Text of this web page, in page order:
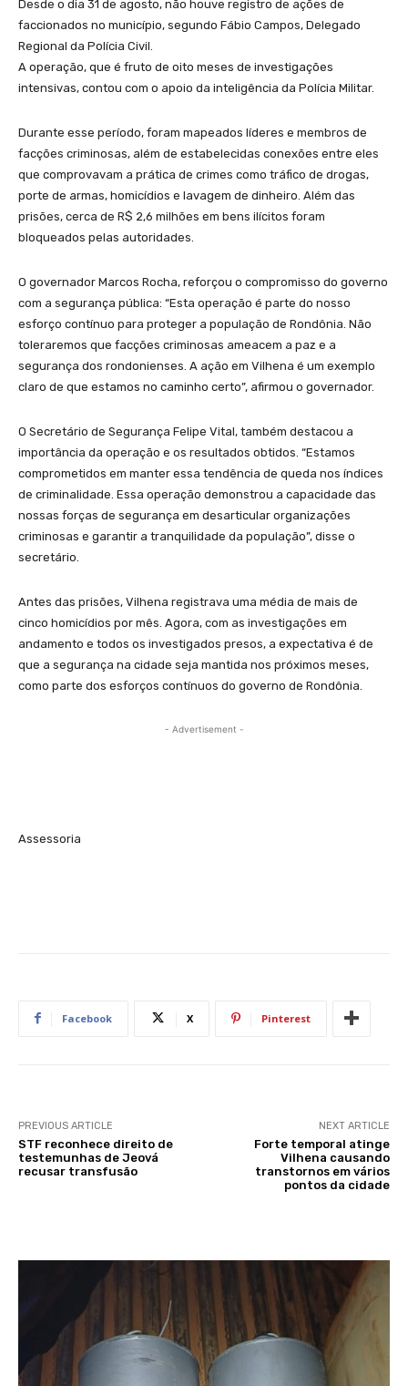
Desde o dia 31 de agosto, não houve registro de ações de
faccionados no município, segundo Fábio Campos, Delegado
Regional da Polícia Civil.
A operação, que é fruto de oito meses de investigações
intensivas, contou com o apoio da inteligência da Polícia Militar.
Durante esse período, foram mapeados líderes e membros de
facções criminosas, além de estabelecidas conexões entre eles
que comprovavam a prática de crimes como tráfico de drogas,
porte de armas, homicídios e lavagem de dinheiro. Além das
prisões, cerca de R$ 2,6 milhões em bens ilícitos foram
bloqueados pelas autoridades.
O governador Marcos Rocha, reforçou o compromisso do governo
com a segurança pública: “Esta operação é parte do nosso
esforço contínuo para proteger a população de Rondônia. Não
toleraremos que facções criminosas ameacem a paz e a
segurança dos rondonienses. A ação em Vilhena é um exemplo
claro de que estamos no caminho certo”, afirmou o governador.
O Secretário de Segurança Felipe Vital, também destacou a
importância da operação e os resultados obtidos. “Estamos
comprometidos em manter essa tendência de queda nos índices
de criminalidade. Essa operação demonstrou a capacidade das
nossas forças de segurança em desarticular organizações
criminosas e garantir a tranquilidade da população”, disse o
secretário.
Antes das prisões, Vilhena registrava uma média de mais de
cinco homicídios por mês. Agora, com as investigações em
andamento e todos os investigados presos, a expectativa é de
que a segurança na cidade seja mantida nos próximos meses,
como parte dos esforços contínuos do governo de Rondônia.
- Advertisement -
Assessoria
Facebook X Pinterest
PREVIOUS ARTICLE
STF reconhece direito de
testemunhas de Jeová
recusar transfusão
NEXT ARTICLE
Forte temporal atinge
Vilhena causando
transtornos em vários
pontos da cidade